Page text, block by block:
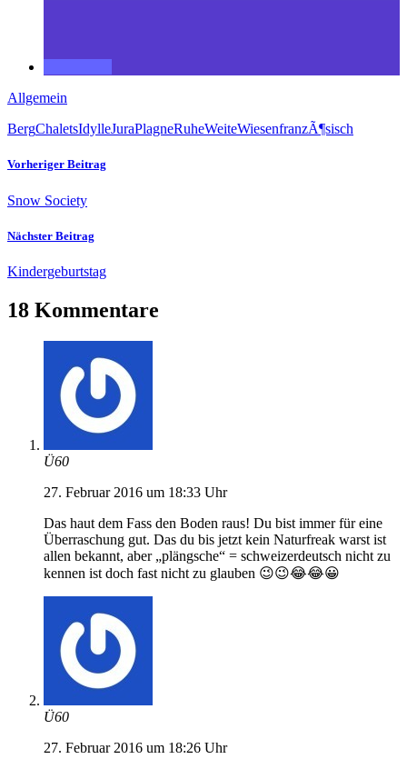
Allgemein
BergChaletsIdylleJuraPlagneRuheWeiteWiesenfranzÃ¶sisch
Vorheriger Beitrag
Snow Society
Nächster Beitrag
Kindergeburtstag
18 Kommentare
Ü60
27. Februar 2016 um 18:33 Uhr
Das haut dem Fass den Boden raus! Du bist immer für eine
Überraschung gut. Das du bis jetzt kein Naturfreak warst ist
allen bekannt, aber „plängsche“ = schweizerdeutsch nicht zu
kennen ist doch fast nicht zu glauben 😉😉😂😂😀
Ü60
27. Februar 2016 um 18:26 Uhr